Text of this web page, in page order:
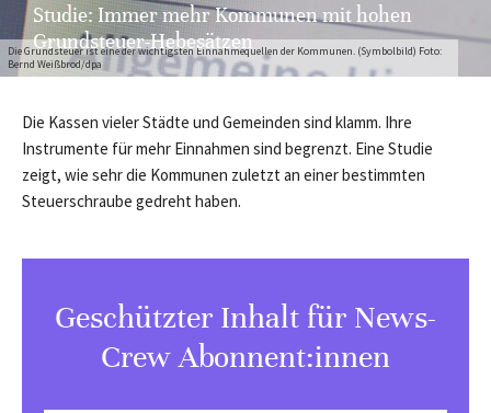
Die Grundsteuer ist eine der wichtigsten Einnahmequellen der Kommunen. (Symbolbild) Foto:
Bernd Weißbrod/dpa
Studie: Immer mehr Kommunen mit hohen
Grundsteuer-Hebesätzen
Die Kassen vieler Städte und Gemeinden sind klamm. Ihre
Instrumente für mehr Einnahmen sind begrenzt. Eine Studie
zeigt, wie sehr die Kommunen zuletzt an einer bestimmten
Steuerschraube gedreht haben.
Geschützter Inhalt für News-
Crew Abonnent:innen